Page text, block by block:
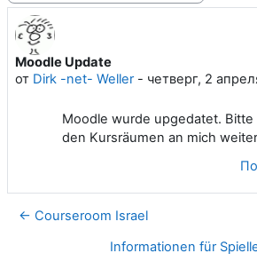
Moodle Update
от Dirk -net- Weller- четверг, 2
Количество ответов: 0
Moodle wurde upgedatet. Bitte
den Kursräumen an mich
← Courseroom Israel
Informationen für